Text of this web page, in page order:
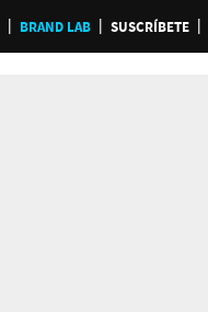
BRAND LAB SUSCRÍBETE